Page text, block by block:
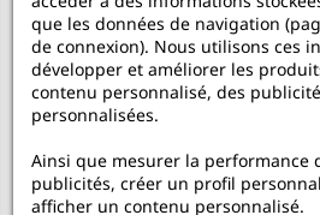
Nos services
Mon Compte
Aide
que les données de navigation
de connexion). Nous utilisons ces
développer et améliorer les
contenu personnalisé, des
personnalisées.
Ainsi que mesurer la performance
publicités, créer un profil
afficher un contenu personnalisé.